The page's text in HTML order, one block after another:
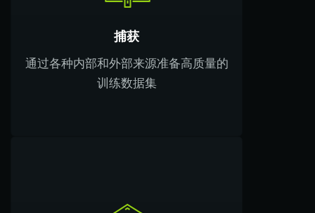
捕获
通过各种内部和外部来源准备高质量的
训练数据集